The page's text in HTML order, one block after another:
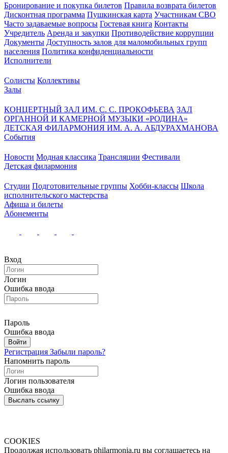
Бронирование и покупка билетов Правила возврата билетов
Дисконтная программа Пушкинская карта Участникам СВО
Часто задаваемые вопросы Гостевая книга Контакты
Учредитель Аренда и закупки Противодействие коррупции
Документы Доступность залов для маломобильных групп
населения Политика конфиденциальности
Исполнители
Солисты Коллективы
Залы
КОНЦЕРТНЫЙ ЗАЛ ИМ. С. С. ПРОКОФЬЕВА ЗАЛ
ОРГАННОЙ И КАМЕРНОЙ МУЗЫКИ «РОДИНА»
ДЕТСКАЯ ФИЛАРМОНИЯ ИМ. А. А. АБДУРАХМАНОВА
События
Новости Модная классика Трансляции Фестивали
Детская филармония
Студии Подготовительные группы Хобби-классы Школа
исполнительского мастерства
Афиша и билеты
Абонементы
Вход
Логин
Ошибка ввода
Пароль
Ошибка ввода
Войти
Регистрация Забыли пароль?
Напомнить пароль
Логин пользователя
Ошибка ввода
Выслать ссылку
COOKIES
Продолжая использовать philarmonia.ru вы соглашаетесь на